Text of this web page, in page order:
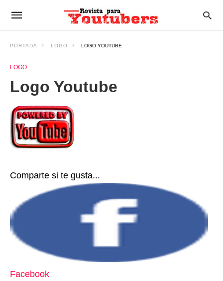
PORTADA LOGO LOGO YOUTUBE
LOGO
Logo Youtube
Comparte si te gusta...
Facebook